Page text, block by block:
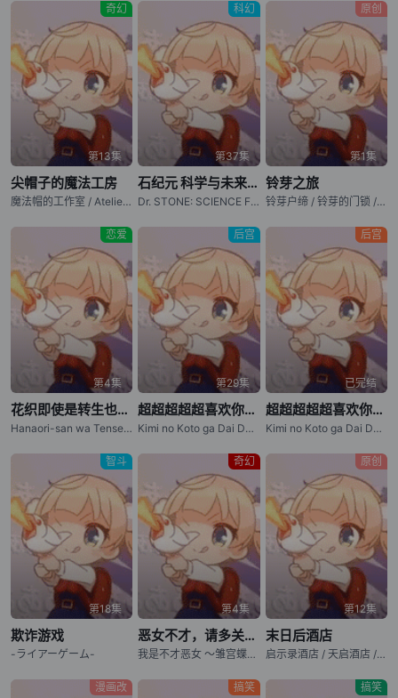
奇幻
第13集
尖帽子的魔法工房
魔法帽的工作室 / Atelier of Witch Hat / Witch Hat Atelier / Tongari Boushi no Atelier
科幻
第37集
石纪元 科学与未来 第3部分
Dr. STONE: SCIENCE FUTURE Part 3 / 新石纪 科学与未来 第3部分 / 石纪元 第四季 第3部分 / 新石纪 第四季 第3部分 / Dr. Stone: Science Future 3
原创
第1集
铃芽之旅
铃芽户缔 / 铃芽的门锁 / Suzume no Tojimari
恋爱
第4集
花织即使是转生也想打架
Hanaori-san wa Tensei shitemo Kenka ga Shitai / Hanaori-san Still Wants to Fight in the Next Life / 花织同学转生后还是想干架
后宫
第29集
超超超超超喜欢你的100个女朋友 第三季
Kimi no Koto ga Dai Dai Dai Dai Daisuki na 100-nin no Kanojo 3
后宫
已完结
超超超超超喜欢你的100个女朋友 第二季
Kimi no Koto ga Dai Dai Dai Dai Daisuki na Hyakunin no Kanojo (2025) / The 100 Girlfriends Who Really, Really, Really, Really, Really Love You (2025) / Kimi no Koto ga Dai Dai Dai Dai Daisuki na 100-nin no Kanojo 2 / The 100 Girlfriends Who Really, Really
智斗
第18集
欺诈游戏
-ライアーゲーム-
奇幻
第4集
恶女不才，请多关照 ～雏宫蝶鼠换身传～
我是不才恶女 ～雏宫蝶鼠互换传～ / 虽然我是不完美恶女 ～雏宫蝶鼠替换传～ / Though I Am an Inept Villainess: Tale of the Butterfly-Rat Body Swap in the Maiden Court / Futsutsuka na Akujo dewa Gozaimasu ga: Suuguu Chouso Torikae Den
原创
第12集
末日后酒店
启示录酒店 / 天启酒店 / Apocalypse Hotel
漫画改 搞笑 搞笑